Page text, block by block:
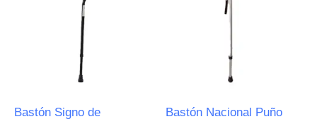
Bastón Signo de
Bastón Nacional Puño